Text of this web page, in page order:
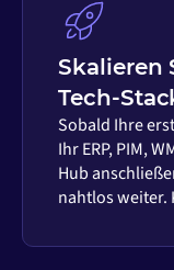
Skalieren
Tech-
Sobald Ihre
Ihr ERP, PIM,
Hub
nahtlos weiter.